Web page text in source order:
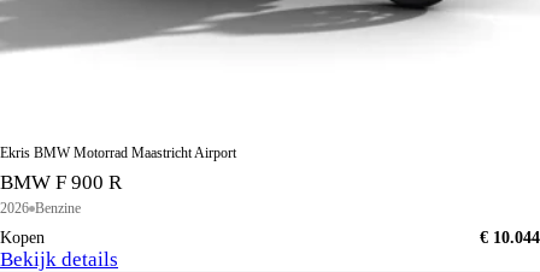
Ekris BMW Motorrad Maastricht Airport
BMW F 900 R
2026 Benzine
Kopen € 10.044
Bekijk details